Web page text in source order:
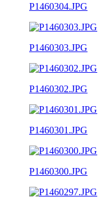
P1460304.JPG
P1460303.JPG
P1460302.JPG
P1460301.JPG
P1460300.JPG